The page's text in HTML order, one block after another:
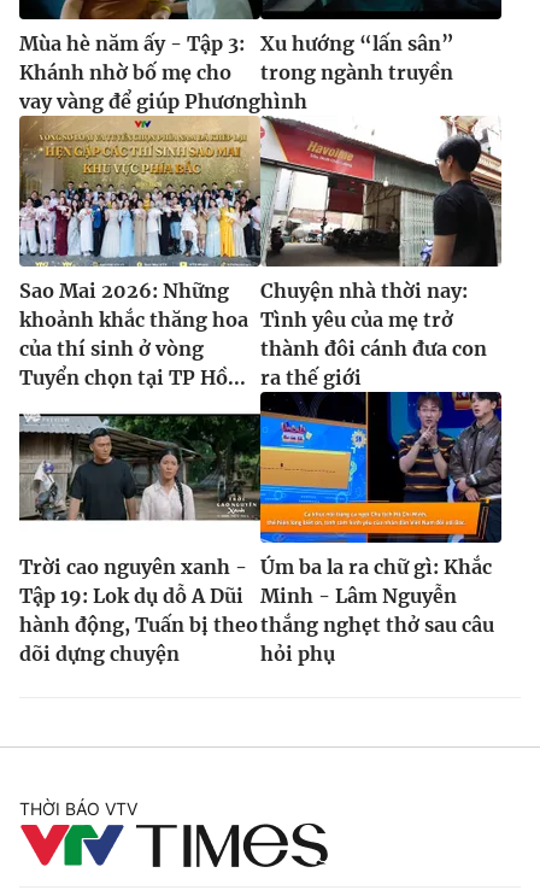
Mùa hè năm ấy - Tập 3:
Khánh nhờ bố mẹ cho
vay vàng để giúp Phương
Xu hướng “lấn sân”
trong ngành truyền
hình
Sao Mai 2026: Những
khoảnh khắc thăng hoa
của thí sinh ở vòng
Tuyển chọn tại TP Hồ...
Chuyện nhà thời nay:
Tình yêu của mẹ trở
thành đôi cánh đưa con
ra thế giới
Trời cao nguyên xanh -
Tập 19: Lok dụ dỗ A Dũi
hành động, Tuấn bị theo
dõi dựng chuyện
Úm ba la ra chữ gì: Khắc
Minh - Lâm Nguyễn
thắng nghẹt thở sau câu
hỏi phụ
THỜI BÁO VTV